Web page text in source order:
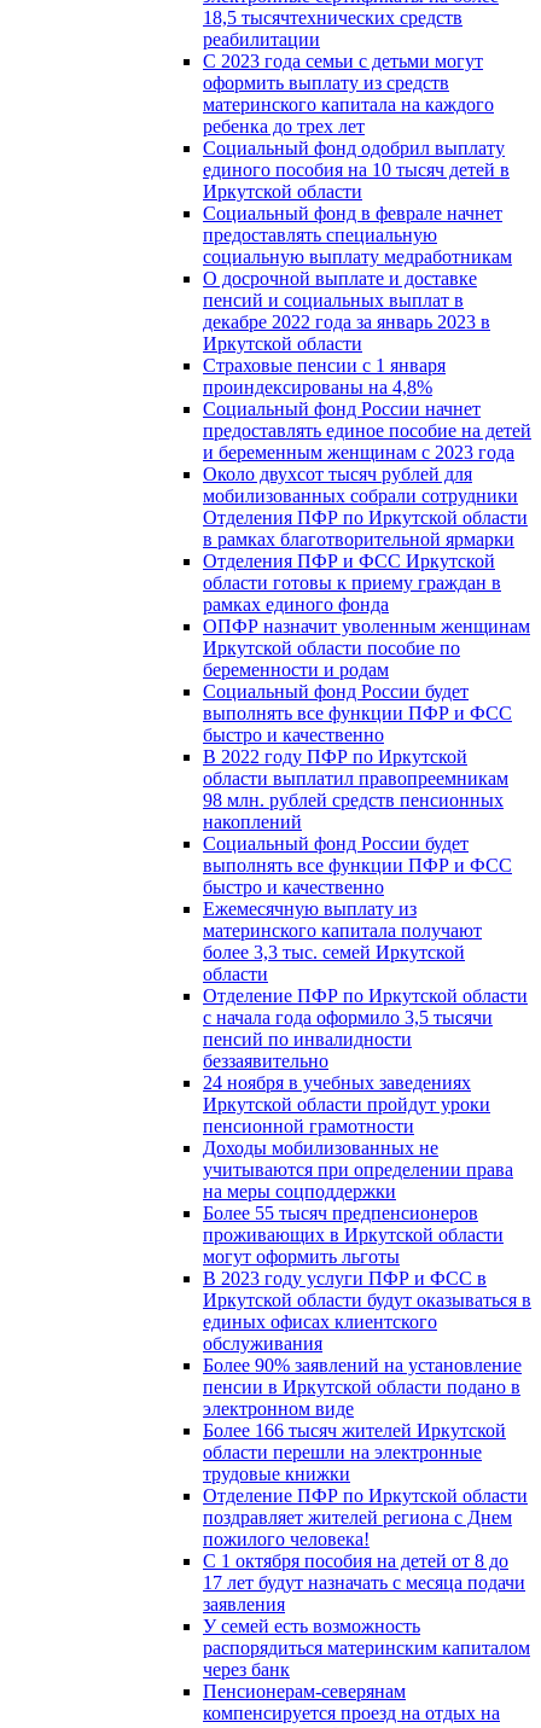
18,5 тысячтехнических средств
реабилитации
С 2023 года семьи с детьми могут
оформить выплату из средств
материнского капитала на каждого
ребенка до трех лет
Социальный фонд одобрил выплату
единого пособия на 10 тысяч детей в
Иркутской области
Социальный фонд в феврале начнет
предоставлять специальную
социальную выплату медработникам
О досрочной выплате и доставке
пенсий и социальных выплат в
декабре 2022 года за январь 2023 в
Иркутской области
Страховые пенсии с 1 января
проиндексированы на 4,8%
Социальный фонд России начнет
предоставлять единое пособие на детей
и беременным женщинам с 2023 года
Около двухсот тысяч рублей для
мобилизованных собрали сотрудники
Отделения ПФР по Иркутской области
в рамках благотворительной ярмарки
Отделения ПФР и ФСС Иркутской
области готовы к приему граждан в
рамках единого фонда
ОПФР назначит уволенным женщинам
Иркутской области пособие по
беременности и родам
Социальный фонд России будет
выполнять все функции ПФР и ФСС
быстро и качественно
В 2022 году ПФР по Иркутской
области выплатил правопреемникам
98 млн. рублей средств пенсионных
накоплений
Социальный фонд России будет
выполнять все функции ПФР и ФСС
быстро и качественно
Ежемесячную выплату из
материнского капитала получают
более 3,3 тыс. семей Иркутской
области
Отделение ПФР по Иркутской области
с начала года оформило 3,5 тысячи
пенсий по инвалидности
беззаявительно
24 ноября в учебных заведениях
Иркутской области пройдут уроки
пенсионной грамотности
Доходы мобилизованных не
учитываются при определении права
на меры соцподдержки
Более 55 тысяч предпенсионеров
проживающих в Иркутской области
могут оформить льготы
В 2023 году услуги ПФР и ФСС в
Иркутской области будут оказываться в
единых офисах клиентского
обслуживания
Более 90% заявлений на установление
пенсии в Иркутской области подано в
электронном виде
Более 166 тысяч жителей Иркутской
области перешли на электронные
трудовые книжки
Отделение ПФР по Иркутской области
поздравляет жителей региона с Днем
пожилого человека!
С 1 октября пособия на детей от 8 до
17 лет будут назначать с месяца подачи
заявления
У семей есть возможность
распорядиться материнским капиталом
через банк
Пенсионерам-северянам
компенсируется проезд на отдых на